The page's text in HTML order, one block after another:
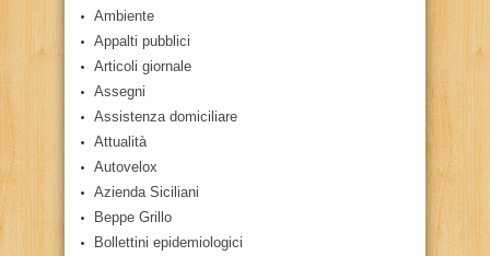
Ambiente
Appalti pubblici
Articoli giornale
Assegni
Assistenza domiciliare
Attualità
Autovelox
Azienda Siciliani
Beppe Grillo
Bollettini epidemiologici